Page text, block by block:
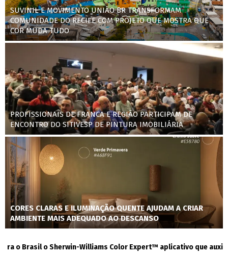
SUVINIL E MOVIMENTO UNIÃO BR TRANSFORMAM
COMUNIDADE DO RECIFE COM PROJETO QUE MOSTRA QUE
COR MUDA TUDO
PROFISSIONAIS DE FRANCA E REGIÃO PARTICIPAM DE
ENCONTRO DO SITIVESP DE PINTURA IMOBILIÁRIA
CORES CLARAS E ILUMINAÇÃO QUENTE AJUDAM A CRIAR
AMBIENTE MAIS ADEQUADO AO DESCANSO
o Sherwin-Williams Color Expert™ aplicativo que auxilia